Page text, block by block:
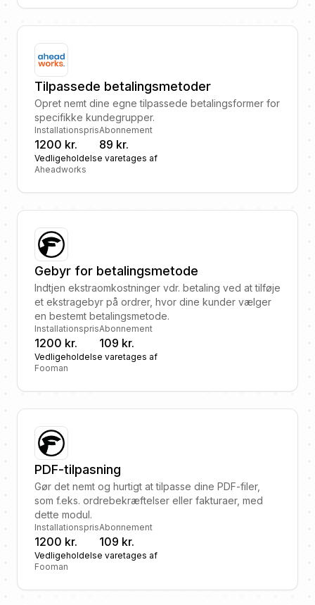
Tilpassede betalingsmetoder
Opret nemt dine egne tilpassede betalingsformer for
specifikke kundegrupper.
Installationspris
1200 kr.
Abonnement
89 kr.
Vedligeholdelse varetages af
Aheadworks
Gebyr for betalingsmetode
Indtjen ekstraomkostninger vdr. betaling ved at tilføje
et ekstragebyr på ordrer, hvor dine kunder vælger
en bestemt betalingsmetode.
Installationspris
1200 kr.
Abonnement
109 kr.
Vedligeholdelse varetages af
Fooman
PDF-tilpasning
Gør det nemt og hurtigt at tilpasse dine PDF-filer,
som f.eks. ordrebekræftelser eller fakturaer, med
dette modul.
Installationspris
1200 kr.
Abonnement
109 kr.
Vedligeholdelse varetages af
Fooman